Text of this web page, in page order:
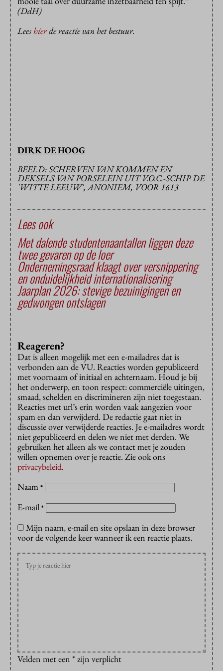
(DdH)
Leeshierde reactie van het bestuur.
DIRK DE HOOG
BEELD: SCHERVEN VAN KOMMEN EN
DEKSELS VAN PORSELEIN UIT V.O.C.-SCHIP DE
'WITTE LEEUW', ANONIEM, VOOR 1613
Lees ook
Met dalende studentenaantallen liggen deze
twee gevaren op de loer
Ondernemingsraad klaagt over versnippering
en onduidelijkheid internationalisering
Jaarplan 2026: stevige bezuinigingen en
gedwongen ontslagen
Reageren?
Dat is alleen mogelijk met een e-mailadres dat is
verbonden aan de VU. Reacties worden gepubliceerd
met voornaam of initiaal en achternaam. Houd je bij
het onderwerp, en toon respect: commerciële uitingen,
smaad, schelden en discrimineren zijn niet toegestaan.
Reacties met url’s erin worden vaak aangezien voor
spam en dan verwijderd. De redactie gaat niet in
discussie over verwijderde reacties. Je e-mailadres wordt
niet gepubliceerd en delen we niet met derden. We
gebruiken het alleen als we contact met je zouden
willen opnemen over je reactie. Zie ook ons
privacybeleid.
Naam *
E-mail *
Mijn naam, e-mail en site opslaan in deze browser
voor de volgende keer wanneer ik een reactie plaats.
Velden met een * zijn verplicht